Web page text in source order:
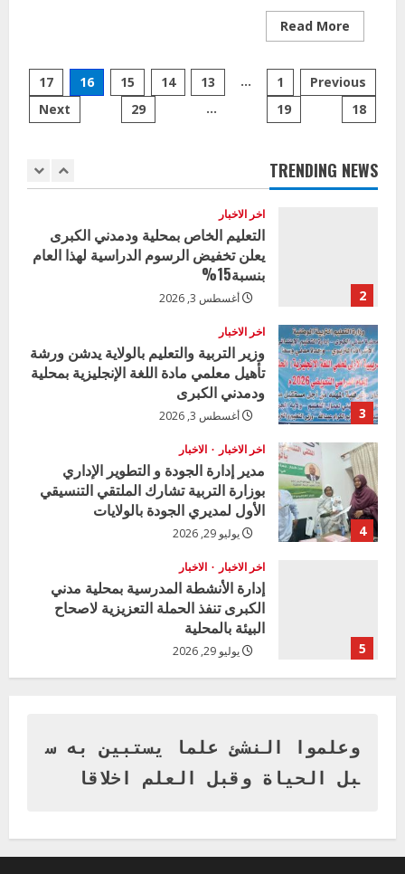
Read More
more
:
منحه
من
اليابان
لتغطية
Posts
pagination
Previous
1
…
13
14
15
16
17
18
19
…
29
Next
TRENDING NEWS
1
اخر الاخبار
وزير التربية بالجزيرة يشهد تكريم
2
اخر الاخبار
التعليم الخاص بمحلية ودمدني الكبرى
يعلن تخفيض الرسوم الدراسية لهذا العام
بنسبة15%
أغسطس 3, 2026
3
اخر الاخبار
وزير التربية والتعليم بالولاية يدشن ورشة
تأهيل معلمي مادة اللغة الإنجليزية بمحلية
ودمدني الكبرى
أغسطس 3, 2026
4
اخر الاخبار الاخبار
مدير إدارة الجودة و التطوير الإداري
بوزارة التربية تشارك الملتقي التنسيقي
الأول لمديري الجودة بالولايات
يوليو 29, 2026
5
اخر الاخبار الاخبار
إدارة الأنشطة المدرسية بمحلية مدني
الكبرى تنفذ الحملة التعزيزية لاصحاح
البيئة بالمحلية
يوليو 29, 2026
بنات بمحلية ود مدني الكبرى
أغسطس 3, 2026
يعلن تخفيض الرسوم الدراسية لهذا العام
بنسبة15%
وعلموا النشئ علما يستبين به س
بل الحياة وقبل العلم اخلاقا